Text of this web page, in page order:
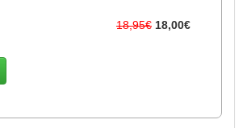
18,95€ 18,00€